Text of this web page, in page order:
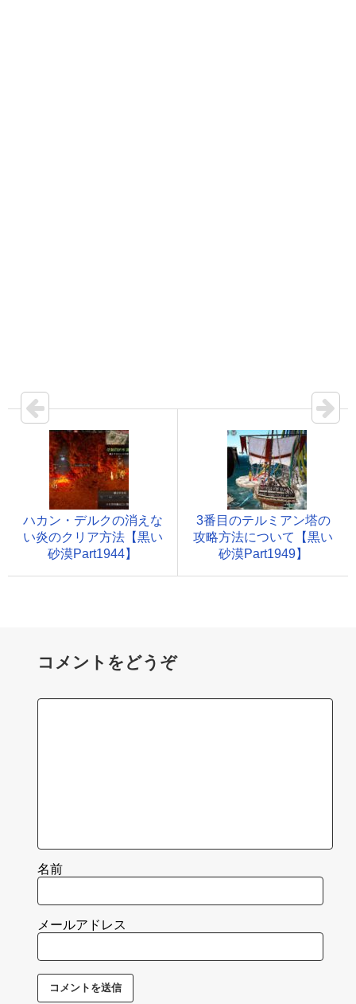
ハカン・デルクの消えな
い炎のクリア方法【黒い
砂漠Part1944】
3番目のテルミアン塔の
攻略方法について【黒い
砂漠Part1949】
コメントをどうぞ
名前
メールアドレス